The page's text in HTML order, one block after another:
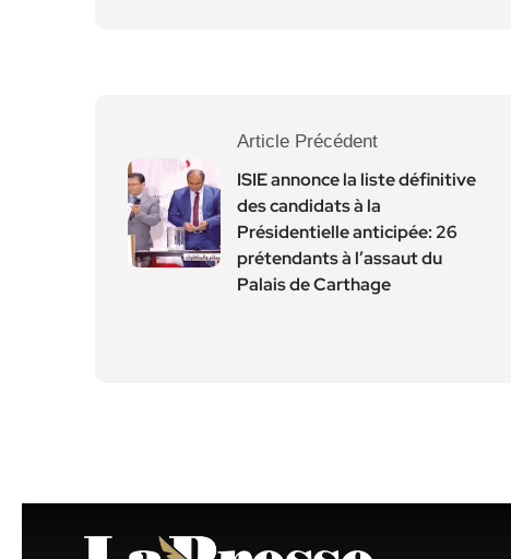
Article Précédent
ISIE annonce la liste définitive
des candidats à la
Présidentielle anticipée: 26
prétendants à l’assaut du
Palais de Carthage